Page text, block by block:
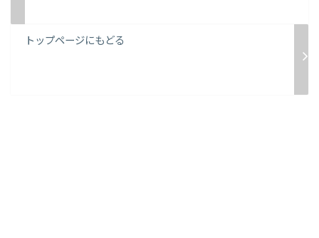
トップページにもどる